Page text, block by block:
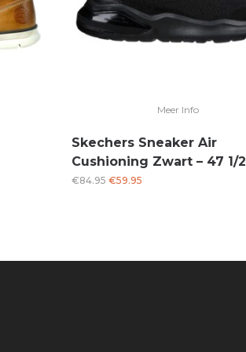
Meer Info
Skechers Sneaker Air
Cushioning Zwart – 47 1/2
€84.95 Oorspronkelijke
€59.95